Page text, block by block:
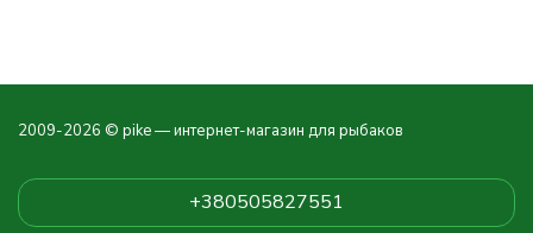
2009-2026 © pike — интернет-магазин для рыбаков
+380505827551